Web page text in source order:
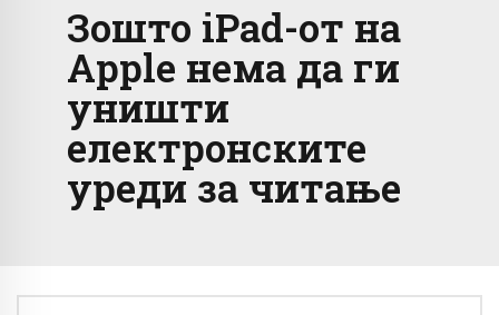
Зошто iPad-от на
Apple нема да ги
уништи
електронските
уреди за читање